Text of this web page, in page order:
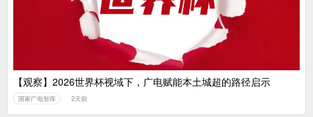
【观察】2026世界杯视域下，广电赋能本土城超的路径启示
国家广电智库 2天前